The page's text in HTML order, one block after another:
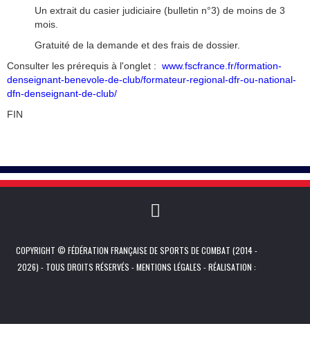
Un extrait du casier judiciaire (bulletin n°3) de moins de 3
mois.
Gratuité de la demande et des frais de dossier.
Consulter les prérequis à l'onglet : www.fscfrance.fr/formation-
denseignant-benevole-de-club/formateur-regional-dfr-ou-national-
dfn-denseignant-de-club/
FIN
COPYRIGHT © FÉDÉRATION FRANÇAISE DE SPORTS DE COMBAT (2014 -
2026) - TOUS DROITS RÉSERVÉS -MENTIONS LÉGALES - RÉALISATION :